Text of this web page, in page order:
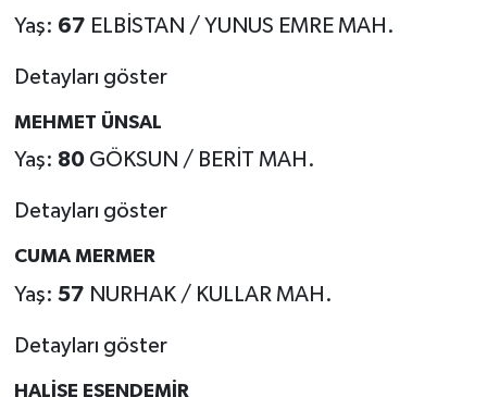
Yaş: 67 ELBİSTAN / YUNUS EMRE MAH.
Detayları göster
MEHMET ÜNSAL
Yaş: 80GÖKSUN / BERİT MAH.
Detayları göster
CUMA MERMER
Yaş: 57 NURHAK / KULLAR MAH.
Detayları göster
HALİSE ESENDEMİR